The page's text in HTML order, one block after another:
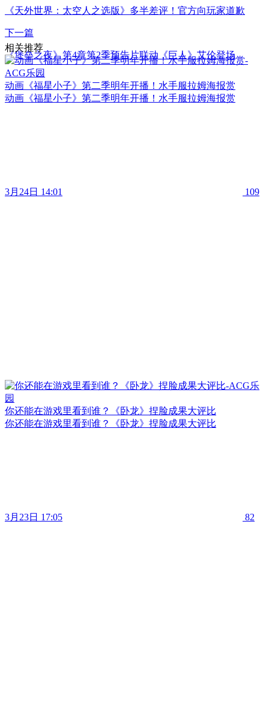
《天外世界：太空人之选版》多半差评！官方向玩家道歉
下一篇
《堡垒之夜》第4章第2季预告片联动《巨人》艾伦登场
相关推荐
动画《福星小子》第二季明年开播！水手服拉姆海报赏
动画《福星小子》第二季明年开播！水手服拉姆海报赏
3月24日 14:01 109
你还能在游戏里看到谁？《卧龙》捏脸成果大评比
你还能在游戏里看到谁？《卧龙》捏脸成果大评比
3月23日 17:05 82